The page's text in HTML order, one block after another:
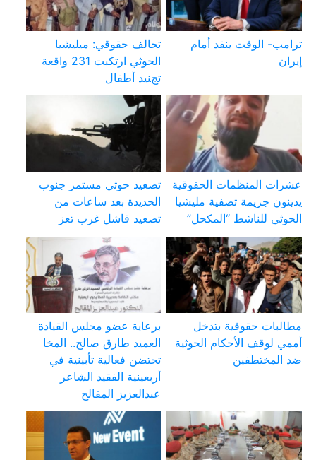
ترامب- الوقت ينفد أمام
إيران
تحالف حقوقي: ميليشيا
الحوثي ارتكبت 231 واقعة
تجنيد أطفال
عشرات المنظمات الحقوقية
يدينون جريمة تصفية مليشيا
الحوثي للناشط “المكحل”
تصعيد حوثي مستمر جنوب
الحديدة بعد ساعات من
تصعيد فاشل غرب تعز
مطالبات حقوقية بتدخل
أممي لوقف الأحكام الحوثية
ضد المختطفين
برعاية عضو مجلس القيادة
العميد طارق صالح.. المخا
تحتضن فعالية تأبينية في
أربعينية الفقيد الشاعر
عبدالعزيز المقالح